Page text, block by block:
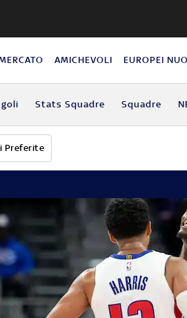
AMICHEVOLI EUROPEI
Stats Squadre Squadre
Preferite